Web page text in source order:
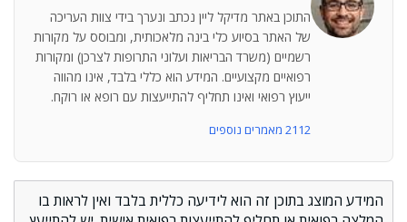
התוכן באתר מדיקל ליין נכתב ונערך בידי צוות העריכה
של האתר בסיוע כלי בינה מלאכותית, ומבוסס על מקורות
רשמיים (משרד הבריאות ועלוני התרופות לצרכן) ומקורות
רפואיים מקצועיים. המידע הוא כללי בלבד, אינו מהווה
ייעוץ רפואי ואינו תחליף להתייעצות עם רופא או רוקח.
2112 מאמרים נוספים
המידע המוצג בתוכן זה הוא לידיעה כללית בלבד ואין לראות בו